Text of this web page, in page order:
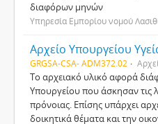
διαφόρων μηνών
Υπηρεσία Εμπορίου νομού
GRGSA-CSA- ADM372.02
Το αρχειακό υλικό αφορά
Υπουργείου που άσκησαν τις
πρόνοιας. Επίσης υπάρχει
δοικητικά θέματα και την